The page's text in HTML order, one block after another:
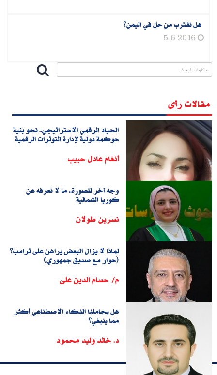
هل نقترب من حل في اليمن؟
5-6-2016
مقالات رأى
الحياد الرقمي الاستراتيجي.. نحو بنية
حوكمة دولية لإدارة التوترات الرقمية
أنغام عادل حبيب
وجه آخر للصورة.. ما لا نعرفه عن
كوريا الشمالية
نسرين طولان
لماذا لا يزال البعض يراهن على ترامب؟
(حوار مع صديق جمهوري)
م/ حسام الدين على
هل يجاملنا الذكاء الاصطناعي أكثر
مما ينبغي؟
د. خالد وليد محمود